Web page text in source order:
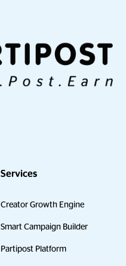
Services
Creator Growth Engine
Smart Campaign Builder
Partipost Platform